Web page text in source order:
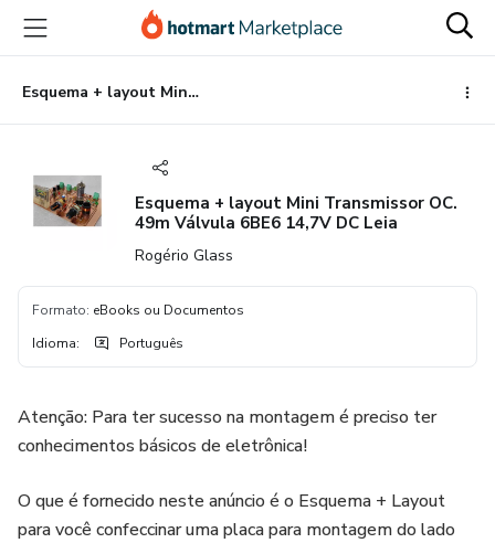
para
conteúdo
principal
para
pagamento
para
rodapé
Esquema + layout Mini Transmissor OC. 49m Válvula 6BE6 14,7V DC Leia
Esquema + layout Mini Transmissor OC.
49m Válvula 6BE6 14,7V DC Leia
Rogério Glass
Formato: eBooks ou Documentos
Idioma: Português
Atenção: Para ter sucesso na montagem é preciso ter
conhecimentos básicos de eletrônica!
O que é fornecido neste anúncio é o Esquema + Layout
para você confeccinar uma placa para montagem do lado